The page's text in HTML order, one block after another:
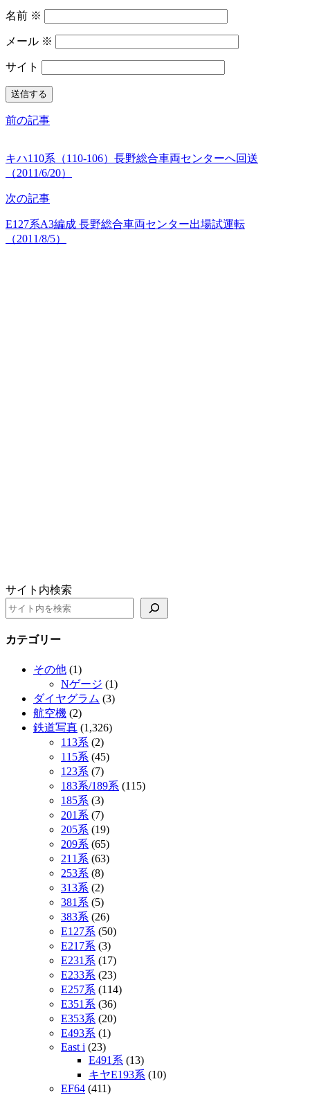
名前 ※
メール ※
サイト
前の記事
キハ110系（110-106）長野総合車両センターへ回送
（2011/6/20）
次の記事
E127系A3編成 長野総合車両センター出場試運転
（2011/8/5）
サイト内検索
カテゴリー
その他 (1)
Nゲージ (1)
ダイヤグラム (3)
航空機 (2)
鉄道写真 (1,326)
113系 (2)
115系 (45)
123系 (7)
183系/189系 (115)
185系 (3)
201系 (7)
205系 (19)
209系 (65)
211系 (63)
253系 (8)
313系 (2)
381系 (5)
383系 (26)
E127系 (50)
E217系 (3)
E231系 (17)
E233系 (23)
E257系 (114)
E351系 (36)
E353系 (20)
E493系 (1)
East i (23)
E491系 (13)
キヤE193系 (10)
EF64 (411)